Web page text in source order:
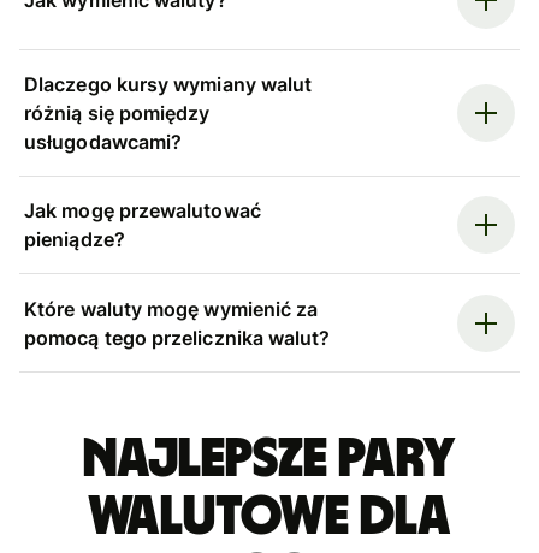
Dlaczego kursy wymiany walut
różnią się pomiędzy
usługodawcami?
Jak mogę przewalutować
pieniądze?
Które waluty mogę wymienić za
pomocą tego przelicznika walut?
Najlepsze pary
walutowe dla